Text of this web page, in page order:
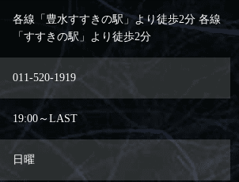
各線「豊水すすきの駅」より徒歩2分 各線
「すすきの駅」より徒歩2分
011-520-1919
19:00～LAST
日曜